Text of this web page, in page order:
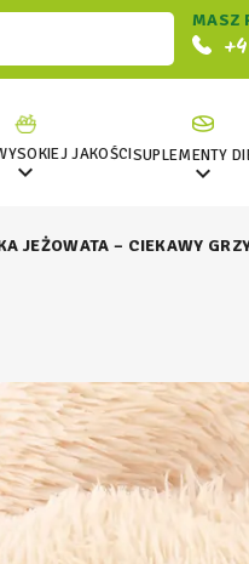
MASZ
JAKOŚCI

SUPLEMENTY

JEŻOWATA – CIEKAWY